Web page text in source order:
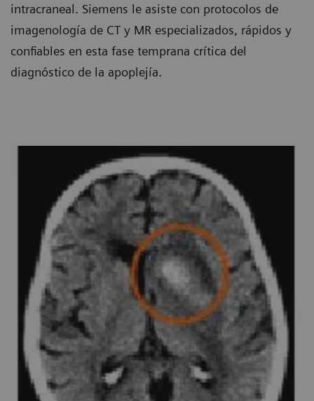
intracraneal. Siemens le asiste con protocolos de
imagenología de CT y MR especializados, rápidos y
confiables en esta fase temprana crítica del
diagnóstico de la apoplejía.